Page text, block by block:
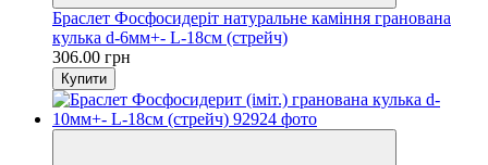
Браслет Фосфосидеріт натуральне каміння гранована
кулька d-6мм+- L-18см (стрейч)
306.00 грн
Купити